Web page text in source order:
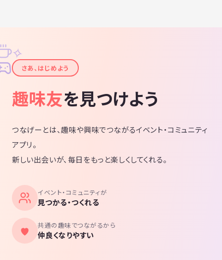
✦
✧
さあ、はじめよう
趣味友を見つけよう
つなげーとは、趣味や興味でつながるイベント・コミュニティ
アプリ。
新しい出会いが、毎日をもっと楽しくしてくれる。
イベント・コミュニティが
見つかる・つくれる
共通の趣味でつながるから
仲良くなりやすい